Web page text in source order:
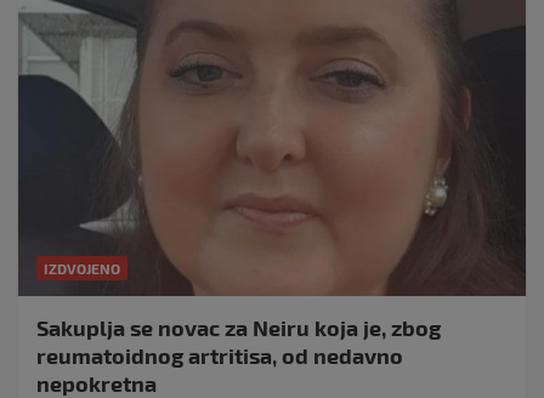
IZDVOJENO
Sakuplja se novac za Neiru koja je, zbog
reumatoidnog artritisa, od nedavno
nepokretna